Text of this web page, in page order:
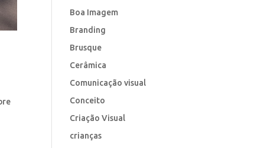
Boa Imagem
Branding
Brusque
Cerâmica
Comunicação visual
Conceito
Criação Visual
crianças